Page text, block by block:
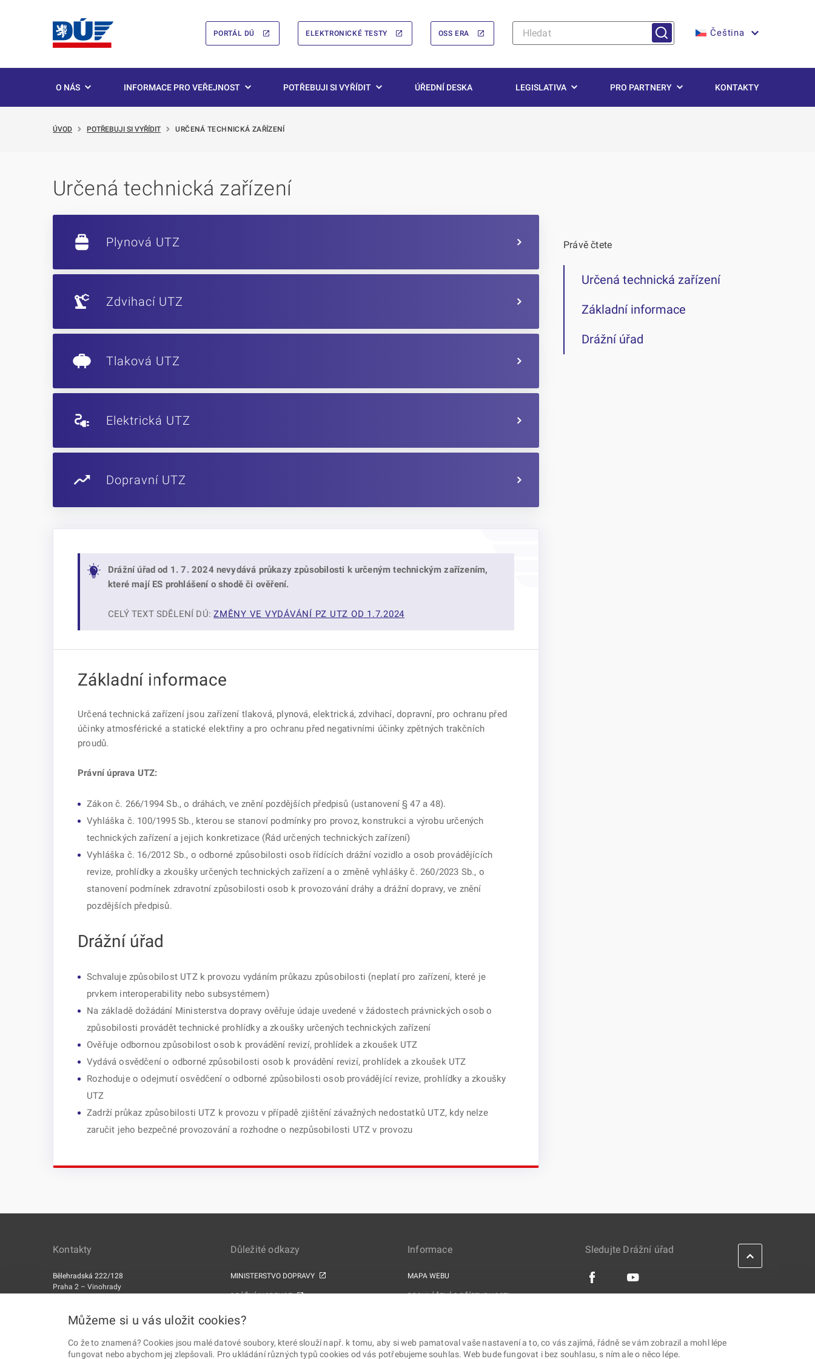
PORTÁL DÚ ELEKTRONICKÉ TESTY OSS ERA Čeština
O NÁS INFORMACE PRO VEŘEJNOST POTŘEBUJI SI VYŘÍDIT ÚŘEDNÍ DESKA LEGISLATIVA PRO PARTNERY KONTAKTY
ÚVOD POTŘEBUJI SI VYŘÍDIT URČENÁ TECHNICKÁ ZAŘÍZENÍ
Určená technická zařízení
Plynová UTZ
Zdvihací UTZ
Tlaková UTZ
Elektrická UTZ
Dopravní UTZ
Drážní úřad od 1. 7. 2024 nevydává průkazy způsobilosti k určeným technickým zařízením,
které mají ES prohlášení o shodě či ověření.
CELÝ TEXT SDĚLENÍ DÚ:ZMĚNY VE VYDÁVÁNÍ PZ UTZ OD 1.7.2024
Základní informace
Určená technická zařízení jsou zařízení tlaková, plynová, elektrická, zdvihací, dopravní, pro ochranu před
účinky atmosférické a statické elektřiny a pro ochranu před negativními účinky zpětných trakčních
proudů.
Právní úprava UTZ:
Zákon č. 266/1994 Sb., o dráhách, ve znění pozdějších předpisů (ustanovení § 47 a 48).
Vyhláška č. 100/1995 Sb., kterou se stanoví podmínky pro provoz, konstrukci a výrobu určených
technických zařízení a jejich konkretizace (Řád určených technických zařízení)
Vyhláška č. 16/2012 Sb., o odborné způsobilosti osob řídících drážní vozidlo a osob provádějících
revize, prohlídky a zkoušky určených technických zařízení a o změně vyhlášky č. 260/2023 Sb., o
stanovení podmínek zdravotní způsobilosti osob k provozování dráhy a drážní dopravy, ve znění
pozdějších předpisů.
Drážní úřad
Schvaluje způsobilost UTZ k provozu vydáním průkazu způsobilosti (neplatí pro zařízení, které je
prvkem interoperability nebo subsystémem)
Na základě dožádání Ministerstva dopravy ověřuje údaje uvedené v žádostech právnických osob o
způsobilosti provádět technické prohlídky a zkoušky určených technických zařízení
Ověřuje odbornou způsobilost osob k provádění revizí, prohlídek a zkoušek UTZ
Vydává osvědčení o odborné způsobilosti osob k provádění revizí, prohlídek a zkoušek UTZ
Rozhoduje o odejmutí osvědčení o odborné způsobilosti osob provádějící revize, prohlídky a zkoušky
UTZ
Zadrží průkaz způsobilosti UTZ k provozu v případě zjištění závažných nedostatků UTZ, kdy nelze
zaručit jeho bezpečné provozování a rozhodne o nezpůsobilosti UTZ v provozu
Právě čtete
Určená technická zařízení
Základní informace
Drážní úřad
Kontakty
Bělehradská 222/128
Praha 2 – Vinohrady
Datová schránka: 5mjaatd
Důležité odkazy
MINISTERSTVO DOPRAVY
DRÁŽNÍ INSPEKCE
ERA
Informace
MAPA WEBU
PROHLÁŠENÍ O PŘÍSTUPNOSTI
Sledujte Drážní úřad
Můžeme si u vás uložit cookies?
Co že to znamená? Cookies jsou malé datové soubory, které slouží např. k tomu, aby si web pamatoval vaše nastavení a to, co vás zajímá, řádně se vám zobrazil a mohl lépe
fungovat nebo abychom jej zlepšovali. Pro ukládání různých typů cookies od vás potřebujeme souhlas. Web bude fungovat i bez souhlasu, s ním ale o něco lépe.